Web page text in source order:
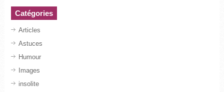
Catégories
Articles
Astuces
Humour
Images
insolite